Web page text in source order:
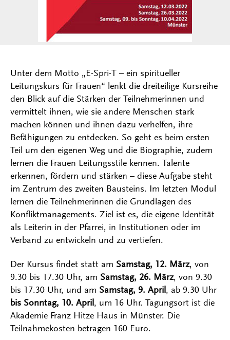
Unter dem Motto „E-Spri-T – ein spiritueller
Leitungskurs für Frauen“ lenkt die dreiteilige Kursreihe
den Blick auf die Stärken der Teilnehmerinnen und
vermittelt ihnen, wie sie andere Menschen stark
machen können und ihnen dazu verhelfen, ihre
Befähigungen zu entdecken. So geht es beim ersten
Teil um den eigenen Weg und die Biographie, zudem
lernen die Frauen Leitungsstile kennen. Talente
erkennen, fördern und stärken – diese Aufgabe steht
im Zentrum des zweiten Bausteins. Im letzten Modul
lernen die Teilnehmerinnen die Grundlagen des
Konfliktmanagements. Ziel ist es, die eigene Identität
als Leiterin in der Pfarrei, in Institutionen oder im
Verband zu entwickeln und zu vertiefen.
Der Kursus findet statt am Samstag, 12. März, von
9.30 bis 17.30 Uhr, am Samstag, 26. März, von 9.30
bis 17.30 Uhr, und am Samstag, 9. April , ab 9.30 Uhr
bis Sonntag, 10. April , um 16 Uhr. Tagungsort ist die
Akademie Franz Hitze Haus in Münster. Die
Teilnahmekosten betragen 160 Euro.